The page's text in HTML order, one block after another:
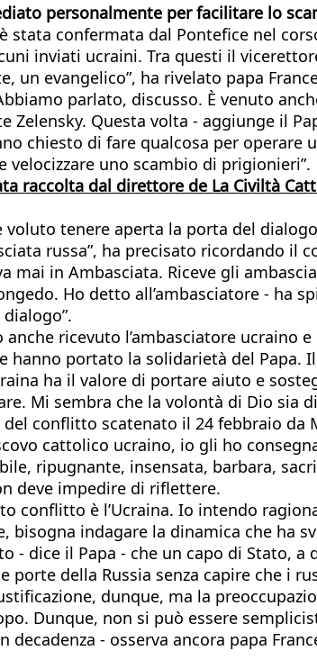
personalmente per facilitare lo
stata confermata dal Pontefice nel
inviati ucraini. Tra questi il
un evangelico”, ha rivelato papa
parlato, discusso. È venuto
Zelensky. Questa volta - aggiunge il
chiesto di fare qualcosa per operare
velocizzare uno scambio di prigionieri”.
raccolta dal direttore de La Civiltà
voluto tenere aperta la porta del
russa”, ha precisato ricordando il
mai in Ambasciata. Riceve gli
Ho detto all’ambasciatore - ha
anche ricevuto l’ambasciatore
hanno portato la solidarietà del
ha il valore di portare aiuto e
Mi sembra che la volontà di Dio sia
del conflitto scatenato il 24 febbraio da
cattolico ucraino, io gli ho
ripugnante, insensata, barbara,
deve impedire di riflettere.
conflitto è l’Ucraina. Io intendo
bisogna indagare la dinamica che
- dice il Papa - che un capo di Stato,
porte della Russia senza capire che i
dunque, ma la
Dunque, non si può essere
decadenza - osserva ancora papa